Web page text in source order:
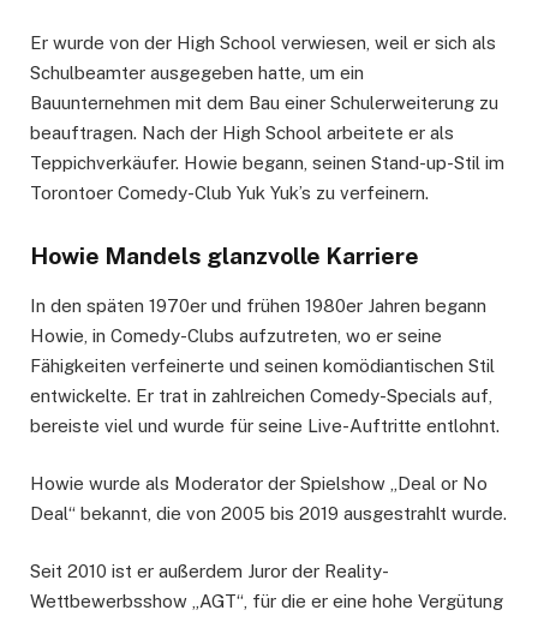
Er wurde von der High School verwiesen, weil er sich als
Schulbeamter ausgegeben hatte, um ein
Bauunternehmen mit dem Bau einer Schulerweiterung zu
beauftragen. Nach der High School arbeitete er als
Teppichverkäufer. Howie begann, seinen Stand-up-Stil im
Torontoer Comedy-Club Yuk Yuk’s zu verfeinern.
Howie Mandels glanzvolle Karriere
In den späten 1970er und frühen 1980er Jahren begann
Howie, in Comedy-Clubs aufzutreten, wo er seine
Fähigkeiten verfeinerte und seinen komödiantischen Stil
entwickelte. Er trat in zahlreichen Comedy-Specials auf,
bereiste viel und wurde für seine Live-Auftritte entlohnt.
Howie wurde als Moderator der Spielshow „Deal or No
Deal“ bekannt, die von 2005 bis 2019 ausgestrahlt wurde.
Seit 2010 ist er außerdem Juror der Reality-
Wettbewerbsshow „AGT“, für die er eine hohe Vergütung